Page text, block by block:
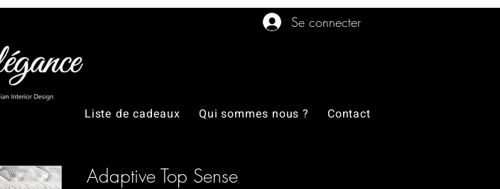
Se connecter
Liste de cadeaux Qui sommes nous ? Contact
Adaptive Top Sense